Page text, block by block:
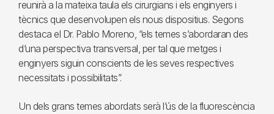
reunirà a la mateixa taula els cirurgians i els enginyers i
tècnics que desenvolupen els nous dispositius. Segons
destaca el Dr. Pablo Moreno, “els temes s’abordaran des
d’una perspectiva transversal, per tal que metges i
enginyers siguin conscients de les seves respectives
necessitats i possibilitats”.
Un dels grans temes abordats serà l’ús de la fluorescència